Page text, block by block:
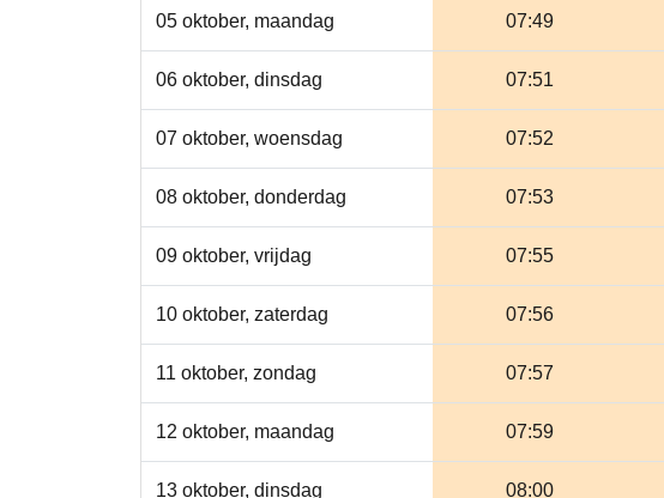
05 oktober, maandag 07:49
06 oktober, dinsdag 07:51
07 oktober, woensdag 07:52
08 oktober, donderdag 07:53
09 oktober, vrijdag 07:55
10 oktober, zaterdag 07:56
11 oktober, zondag 07:57
12 oktober, maandag 07:59
13 oktober, dinsdag 08:00